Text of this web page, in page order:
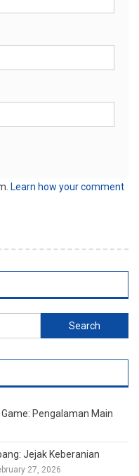
Learn how your comment
Search
for:
Pengalaman Main
Jejak Keberanian
27, 2026